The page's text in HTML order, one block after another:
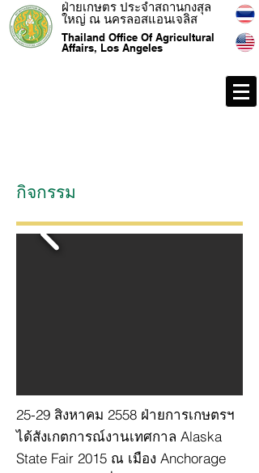
ฝ่ายเกษตร ประจำสถานกงสุล
ใหญ่ ณ นครลอสแอนเจลิส
Thailand Office Of Agricultural
Affairs, Los Angeles
กิจกรรม
25-29 สิงหาคม 2558 ฝ่ายการเกษตรฯ
ได้สังเกตการณ์งานเทศกาล Alaska
State Fair 2015 ณ เมือง Anchorage